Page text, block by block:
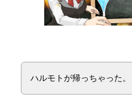
ハルモトが帰っちゃった。